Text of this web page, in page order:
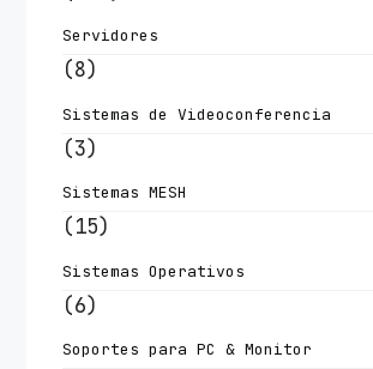
Servidores
(8)
Sistemas de Videoconferencia
(3)
Sistemas MESH
(15)
Sistemas Operativos
(6)
Soportes para PC & Monitor